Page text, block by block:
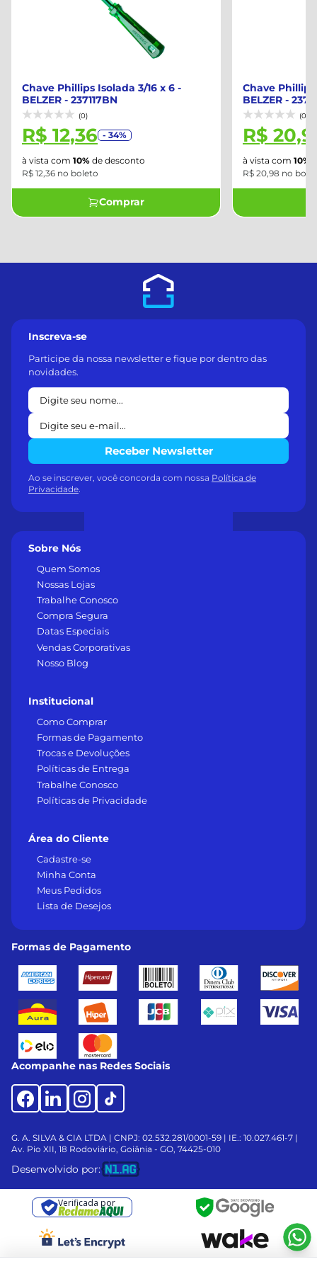
Chave Phillips Isolada 3/16 x 6 -
BELZER - 237117BN
(0)
R$ 12,36 - 34%
à vista com 10% de desconto
R$ 12,36 no boleto
Comprar
Chave Phillips
BELZER -
(0)
R$
à vista com 10%
R$ 20,98 no
Sobre Nós
Quem Somos
Nossas Lojas
Trabalhe Conosco
Compra Segura
Datas Especiais
Vendas Corporativas
Nosso Blog
Institucional
Como Comprar
Formas de Pagamento
Trocas e Devoluções
Políticas de Entrega
Trabalhe Conosco
Políticas de Privacidade
Área do Cliente
Cadastre-se
Minha Conta
Meus Pedidos
Lista de Desejos
Inscreva-se
Participe da nossa newsletter e fique por dentro das
novidades.
Receber Newsletter
Ao se inscrever, você concorda com nossa Política de
Privacidade
Formas de Pagamento
Acompanhe nas Redes Sociais
G. A. SILVA & CIA LTDA | CNPJ: 02.532.281/0001-59 | IE.: 10.027.461-7 |
Av. Pio XII, 18 Rodoviário, Goiânia - GO, 74425-010
Desenvolvido por:
Verificada por